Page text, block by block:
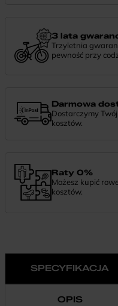
chętnie pomożemy.
3 lata
Trzyletnia
pewność przy
Darmowa
Dostarczymy
kosztów.
Raty 0%
Możesz kupić
kosztów.
SPECYFIKACJA
OPIS